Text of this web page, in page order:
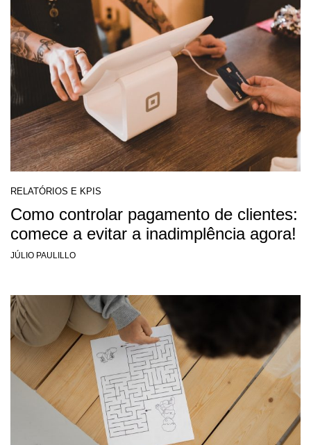
RELATÓRIOS E KPIS
Como controlar pagamento de clientes:
comece a evitar a inadimplência agora!
JÚLIO PAULILLO